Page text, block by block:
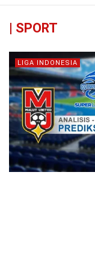
| SPORT
LIGA INDONESIA